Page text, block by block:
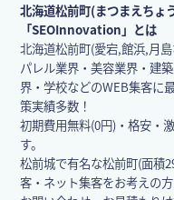
北海道松前町(まつまえちょ
「SEOInnovation」とは
北海道松前町(愛宕,館浜,月
パレル業界・美容業界・建
界・学校などのWEB集客に
策実績多数！
初期費用無料(0円)・格安・
す。
松前城で有名な松前町(面積
客・ネット集客をお考えの方